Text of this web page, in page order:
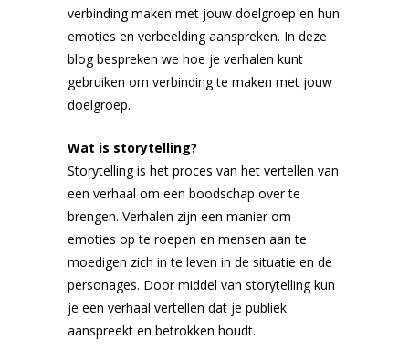
verbinding maken met jouw doelgroep en hun
emoties en verbeelding aanspreken. In deze
blog bespreken we hoe je verhalen kunt
gebruiken om verbinding te maken met jouw
doelgroep.
Wat is storytelling?
Storytelling is het proces van het vertellen van
een verhaal om een ​​boodschap over te
brengen. Verhalen zijn een manier om
emoties op te roepen en mensen aan te
moedigen zich in te leven in de situatie en de
personages. Door middel van storytelling kun
je een verhaal vertellen dat je publiek
aanspreekt en betrokken houdt.